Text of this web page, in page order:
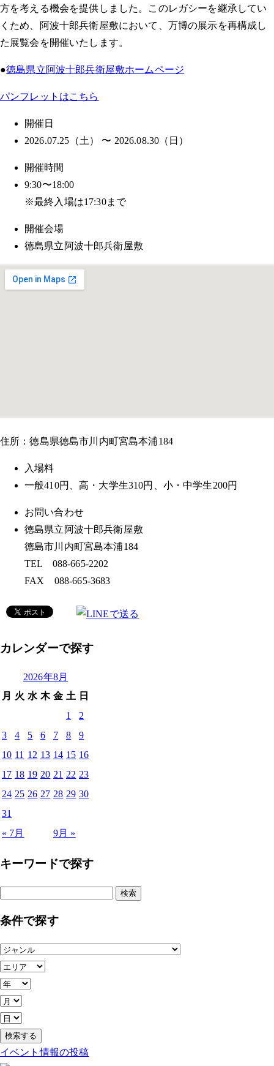
方を考える機会を提供しました。このレガシーを継承してい
くため、阿波十郎兵衛屋敷において、万博の展示を再構成し
た展覧会を開催いたします。
●徳島県立阿波十郎兵衛屋敷ホームページ
パンフレットはこちら
開催日
2026.07.25（土） 〜 2026.08.30（日）
開催時間
9:30〜18:00
※最終入場は17:30まで
開催会場
徳島県立阿波十郎兵衛屋敷
住所：徳島県徳島市川内町宮島本浦184
入場料
一般410円、高・大学生310円、小・中学生200円
お問い合わせ
徳島県立阿波十郎兵衛屋敷
徳島市川内町宮島本浦184
TEL 088-665-2202
FAX 088-665-3683
カレンダーで探す
2026年8月
月 火 水 木 金 土 日
« 7月 9月 »
1
2
3
4 5 6 7 8
9
10 11 12 13 14 15 16
17 18 19 20 21 22 23
24 25 26 27 28 29 30
31
キーワードで探す
条件で探す
イベント情報の投稿